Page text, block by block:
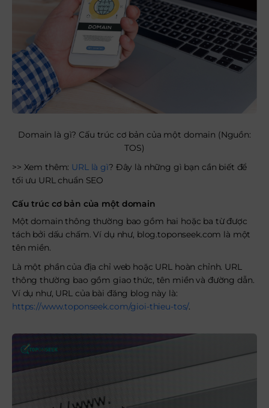
Domain là gì? Cấu trúc cơ bản của một domain (Nguồn:
TOS)
>> Xem thêm: URL là gì? Đây là những gì bạn cần biết để
tối ưu URL chuẩn SEO
Cấu trúc cơ bản của một domain
Một domain thông thường bao gồm hai hoặc ba từ được
tách bởi dấu chấm. Ví dụ như, blog.toponseek.com là một
tên miền.
Là một phần của địa chỉ web hoặc URL hoàn chỉnh. URL
thông thường bao gồm giao thức, tên miền và đường dẫn.
Ví dụ như, URL của bài đăng blog này là:
https://www.toponseek.com/gioi-thieu-tos/.